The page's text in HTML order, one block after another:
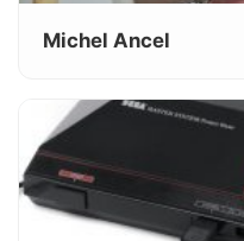
Michel Ancel